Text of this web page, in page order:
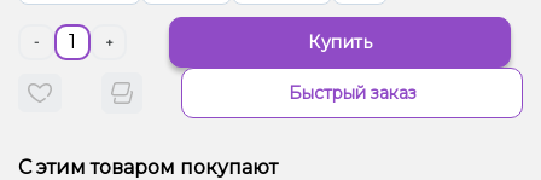
- + Купить
Быстрый заказ
С этим товаром покупают